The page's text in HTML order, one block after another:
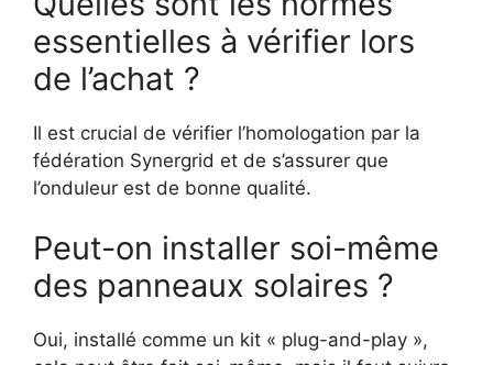
essentielles à vérifier lors
de l’achat ?
Il est crucial de vérifier l’homologation par la
fédération Synergrid et de s’assurer que
l’onduleur est de bonne qualité.
Peut-on installer soi-même
des panneaux solaires ?
Oui, installé comme un kit « plug-and-play »,